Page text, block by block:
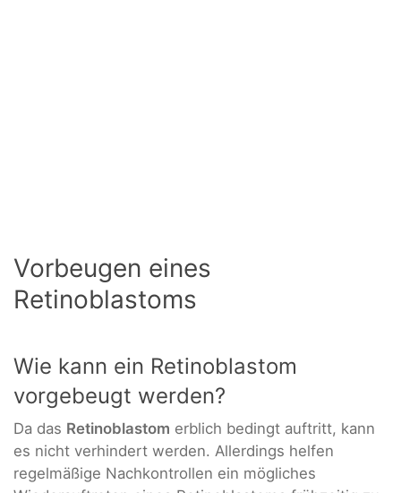
Vorbeugen eines
Retinoblastoms
Wie kann ein Retinoblastom
vorgebeugt werden?
Da das Retinoblastom erblich bedingt auftritt, kann
es nicht verhindert werden. Allerdings helfen
regelmäßige Nachkontrollen ein mögliches